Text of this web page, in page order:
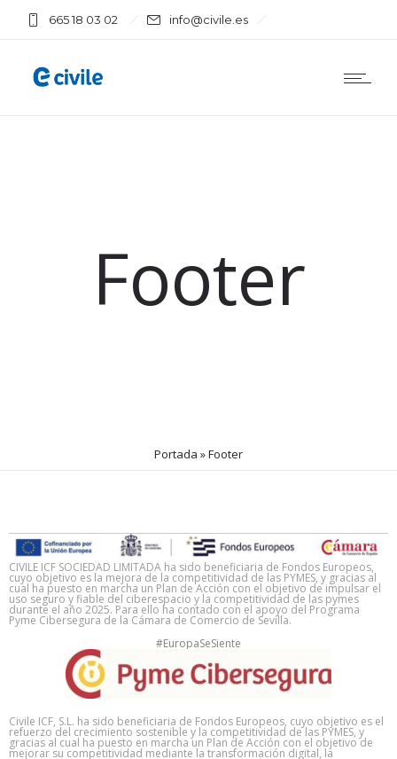
665 18 03 02 info@civile.es
Footer
Portada »Footer
CIVILE ICF SOCIEDAD LIMITADA ha sido beneficiaria de Fondos Europeos,
cuyo objetivo es la mejora de la competitividad de las PYMES, y gracias al
cual ha puesto en marcha un Plan de Acción con el objetivo de impulsar el
uso seguro y fiable del ciberespacio y la competitividad de las pymes
durante el año 2025. Para ello ha contado con el apoyo del Programa
Pyme Cibersegura de la Cámara de Comercio de Sevilla.
#EuropaSeSiente
Civile ICF, S.L. ha sido beneficiaria de Fondos Europeos, cuyo objetivo es el
refuerzo del crecimiento sostenible y la competitividad de las PYMES, y
gracias al cual ha puesto en marcha un Plan de Acción con el objetivo de
mejorar su competitividad mediante la transformación digital, la